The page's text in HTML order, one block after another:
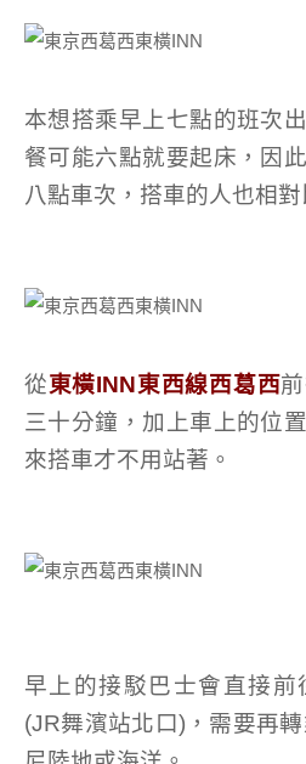
本想搭乘早上七點的班次
餐可能六點就要起床，因
八點車次，搭車的人也相對
從東橫INN東西線西葛西
三十分鐘，加上車上的位
來搭車才不用站著。
早上的接駁巴士會直接前
(JR舞濱站北口)，需要再